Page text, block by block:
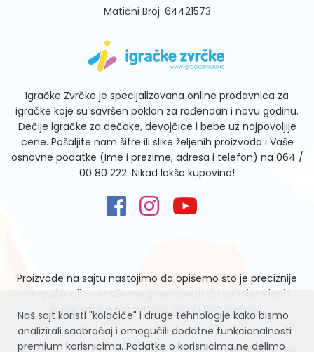
Naš sajt koristi "kolačiće" i druge tehnologije kako bismo
analizirali saobraćaj i omogućili dodatne funkcionalnosti
premium korisnicima. Podatke o korisnicima ne delimo
Matični Broj: 64421573
Igračke Zvrčke je specijalizovana online prodavnica za
igračke koje su savršen poklon za rođendan i novu godinu.
Dečije igračke za dečake, devojčice i bebe uz najpovoljije
cene. Pošaljite nam šifre ili slike željenih proizvoda i Vaše
osnovne podatke (Ime i prezime, adresa i telefon) na 064 /
00 80 222. Nikad lakša kupovina!
Proizvode na sajtu nastojimo da opišemo što je preciznije
moguće, ali ne možemo garantovati da su svi podaci i
fotografije u potpunosti tačni i bez grešaka.